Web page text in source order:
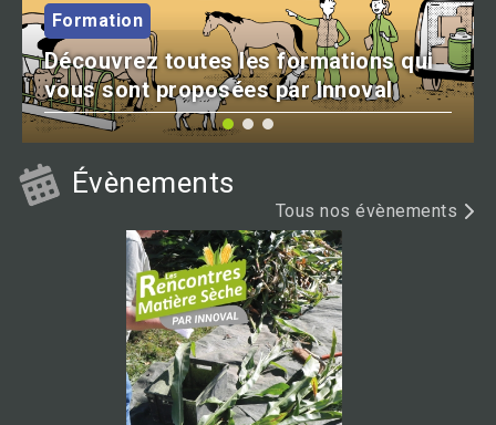
Formation
Découvrez toutes les formations qui
vous sont proposées par Innoval
Évènements
Tous nos évènements